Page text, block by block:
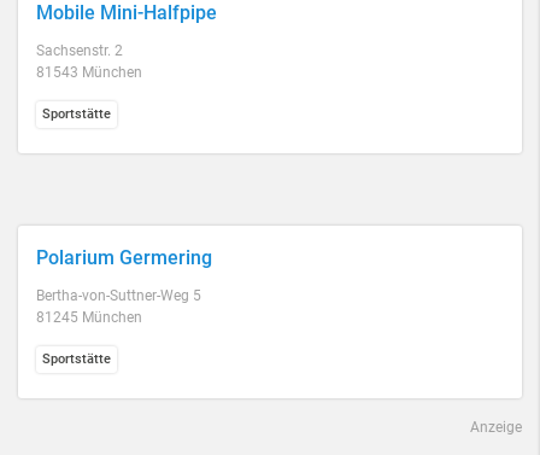
Mobile Mini-Halfpipe
Sachsenstr. 2
81543 München
Sportstätte
Polarium Germering
Bertha-von-Suttner-Weg 5
81245 München
Sportstätte
Anzeige